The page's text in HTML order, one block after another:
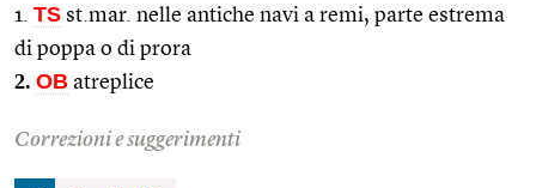
1. TS st.mar. nelle antiche navi a remi, parte estrema
di poppa o di prora
2. OB atreplice
Correzioni e suggerimenti